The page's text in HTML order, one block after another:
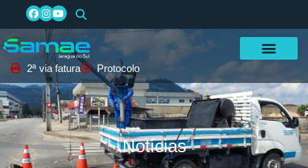
2ª via fatura Protocolo
Notícias